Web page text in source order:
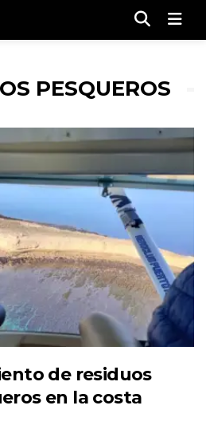
PESQUEROS
de residuos
en la costa